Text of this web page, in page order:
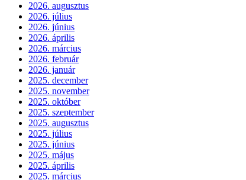
2026. augusztus
2026. július
2026. június
2026. április
2026. március
2026. február
2026. január
2025. december
2025. november
2025. október
2025. szeptember
2025. augusztus
2025. július
2025. június
2025. május
2025. április
2025. március